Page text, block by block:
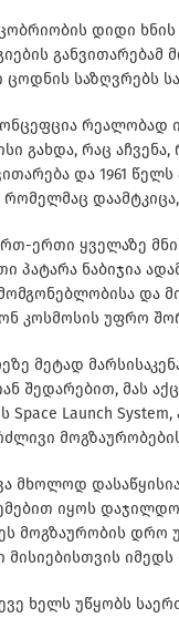
დიდი ხნის
განვითარებამ
საზღვრებს
რეალობად
გახდა, რაც
და 1961
რომელმაც
ერთი ყველაზე
პატარა ნაბიჯია
და
კოსმოსის უფრო
მეტად
შედარებით, მას
ს Space Launch
მხოლოდ
იყოს
მოგზაურობის დრო
ხელს უწყობს